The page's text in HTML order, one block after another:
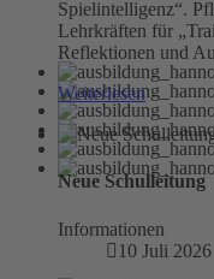
Spielintelligenz“.
Lehrkräften für
Reflektionen und
Weiterlesen
Neue Schulleitung
Informationen
10 Juli 2026